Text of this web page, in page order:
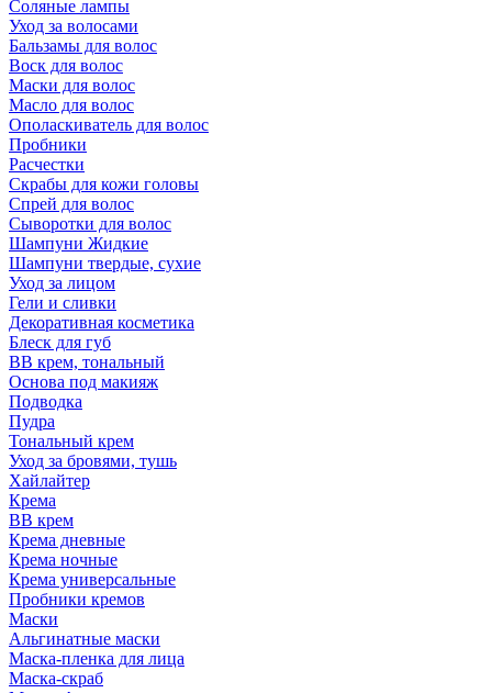
Соляные лампы
Уход за волосами
Бальзамы для волос
Воск для волос
Маски для волос
Масло для волос
Ополаскиватель для волос
Пробники
Расчестки
Скрабы для кожи головы
Спрей для волос
Сыворотки для волос
Шампуни Жидкие
Шампуни твердые, сухие
Уход за лицом
Гели и сливки
Декоративная косметика
Блеск для губ
ВВ крем, тональный
Основа под макияж
Подводка
Пудра
Тональный крем
Уход за бровями, тушь
Хайлайтер
Крема
ВВ крем
Крема дневные
Крема ночные
Крема универсальные
Пробники кремов
Маски
Альгинатные маски
Маска-пленка для лица
Маска-скраб